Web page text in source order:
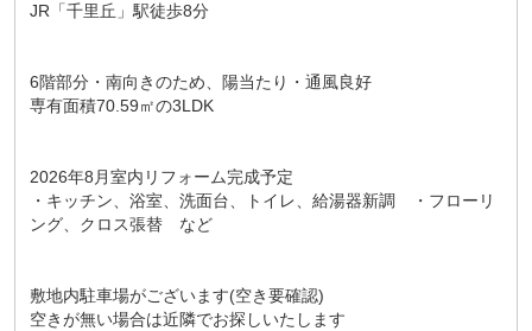
JR「千里丘」駅徒歩8分
6階部分・南向きのため、陽当たり・通風良好
専有面積70.59㎡の3LDK
2026年8月室内リフォーム完成予定
・キッチン、浴室、洗面台、トイレ、給湯器新調 ・フローリ
ング、クロス張替 など
敷地内駐車場がございます(空き要確認)
空きが無い場合は近隣でお探しいたします